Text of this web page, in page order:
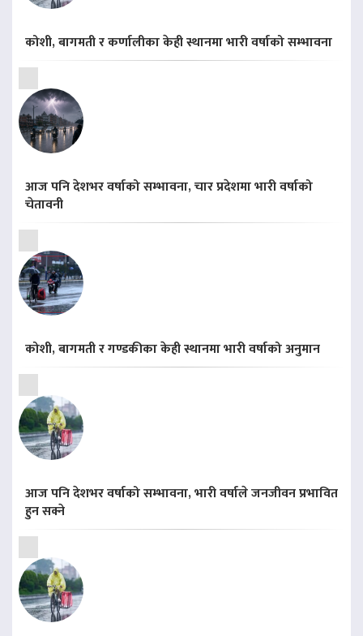
कोशी, बागमती र कर्णालीका केही स्थानमा भारी वर्षाको सम्भावना
आज पनि देशभर वर्षाको सम्भावना, चार प्रदेशमा भारी वर्षाको
चेतावनी
कोशी, बागमती र गण्डकीका केही स्थानमा भारी वर्षाको अनुमान
आज पनि देशभर वर्षाको सम्भावना, भारी वर्षाले जनजीवन प्रभावित
हुन सक्ने